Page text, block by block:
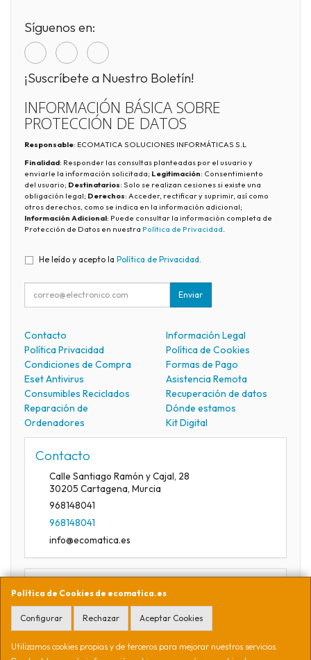
Política de Cookies de ecomatica.es
Configurar Rechazar Aceptar Cookies
Utilizamos cookies propias y de terceros para mejorar nuestros servicios.
Síguenos en:
¡Suscríbete a Nuestro Boletín!
INFORMACIÓN BÁSICA SOBRE
PROTECCIÓN DE DATOS
Responsable: ECOMATICA SOLUCIONES INFORMÁTICAS S.L
Finalidad: Responder las consultas planteadas por el usuario y
enviarle la información solicitada; Legitimación: Consentimiento
del usuario; Destinatarios: Solo se realizan cesiones si existe una
obligación legal; Derechos: Acceder, rectificar y suprimir, así como
otros derechos, como se indica en la información adicional;
Información Adicional: Puede consultar la información completa de
Protección de Datos en nuestra Política de Privacidad.
He leído y acepto la Política de Privacidad
Enviar
Contacto
Información Legal
Política Privacidad
Política de Cookies
Condiciones de Compra
Formas de Pago
Eset Antivirus
Asistencia Remota
Consumibles Reciclados
Recuperación de datos
Reparación de
Ordenadores
Dónde estamos
Kit Digital
Contacto
Calle Santiago Ramón y Cajal, 28
30205 Cartagena, Murcia
968148041
968148041
info@ecomatica.es
Horario
09:30-13:30